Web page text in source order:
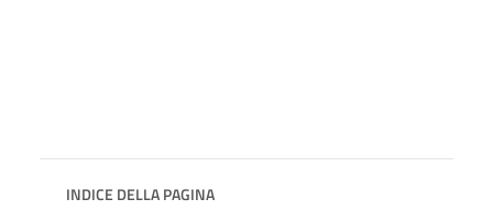
INDICE DELLA PAGINA